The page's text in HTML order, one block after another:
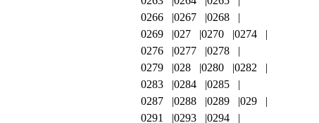
0266
0267
0268
0269
027 0270
0274
0276
0277
0278
0279
028 0280
0282
0283
0284
0285
0287
0288 0289
029
0291
0293
0294